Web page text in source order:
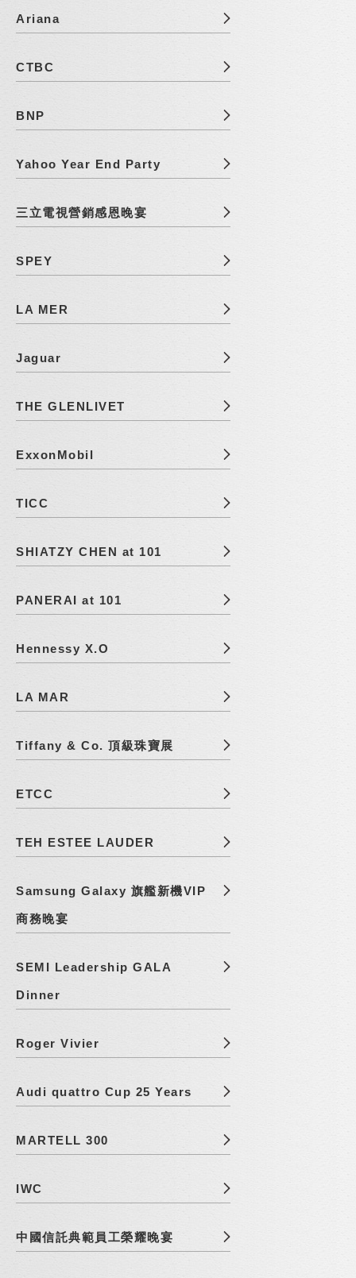
Ariana
CTBC
BNP
Yahoo Year End Party
三立電視營銷感恩晚宴
SPEY
LA MER
Jaguar
THE GLENLIVET
ExxonMobil
TICC
SHIATZY CHEN at 101
PANERAI at 101
Hennessy X.O
LA MAR
Tiffany & Co. 頂級珠寶展
ETCC
TEH ESTEE LAUDER
Samsung Galaxy 旗艦新機VIP
商務晚宴
SEMI Leadership GALA
Dinner
Roger Vivier
Audi quattro Cup 25 Years
MARTELL 300
IWC
中國信託典範員工榮耀晚宴